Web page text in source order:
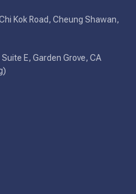
Kok Road, Cheung Shawan,
E, Garden Grove, CA